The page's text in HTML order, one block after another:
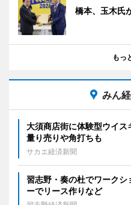
橋本、玉木氏
もっ
みん
大須商店街に体験型ウイ
量り売りや角打ちも
サカエ経済新聞
習志野・奏の杜でワーク
ーでリース作りなど